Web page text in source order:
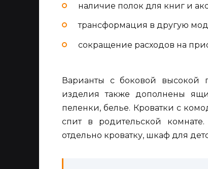
наличие полок для книг и
трансформация в другую
сокращение расходов на
Варианты с боковой высокой
изделия также дополнены
пеленки, белье. Кроватки с
спит в родительской
отдельно кроватку, шкаф для